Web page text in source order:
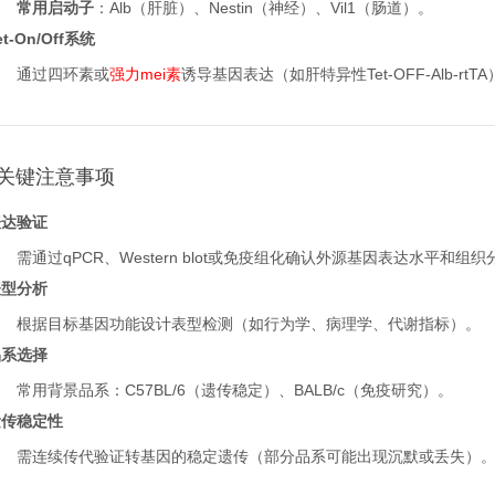
常用启动子：Alb（肝脏）、Nestin（神经）、Vil1（肠道）。
On/Off系统
通过四环素或强力mei素诱导基因表达（如肝特异性Tet-OFF-Alb-rtTA
键注意事项
验证
需通过qPCR、Western blot或免疫组化确认外源基因表达水平和组织
分析
根据目标基因功能设计表型检测（如行为学、病理学、代谢指标）。
选择
常用背景品系：C57BL/6（遗传稳定）、BALB/c（免疫研究）。
稳定性
需连续传代验证转基因的稳定遗传（部分品系可能出现沉默或丢失）。